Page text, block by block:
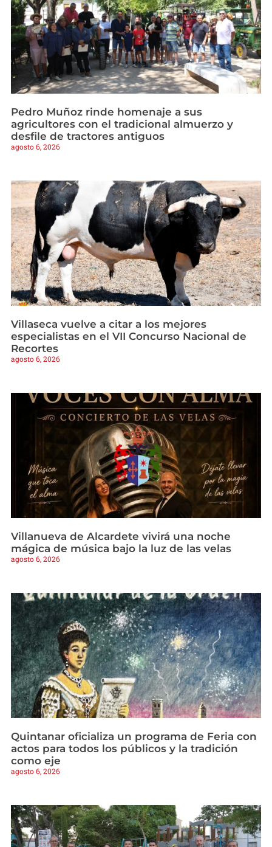
Pedro Muñoz rinde homenaje a sus
agricultores con el tradicional almuerzo y
desfile de tractores antiguos
agosto 6, 2026
Villaseca vuelve a citar a los mejores
especialistas en el VII Concurso Nacional de
Recortes
agosto 6, 2026
Villanueva de Alcardete vivirá una noche
mágica de música bajo la luz de las velas
agosto 6, 2026
Quintanar oficializa un programa de Feria con
actos para todos los públicos y la tradición
como eje
agosto 6, 2026